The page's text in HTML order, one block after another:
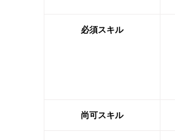
必須スキル
尚可スキル